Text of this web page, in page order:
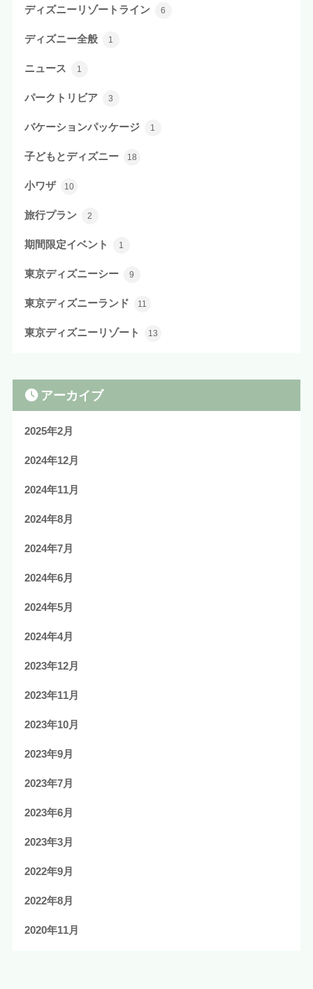
ディズニーリゾートライン 6
ディズニー全般 1
ニュース 1
パークトリビア 3
バケーションパッケージ 1
子どもとディズニー 18
小ワザ 10
旅行プラン 2
期間限定イベント 1
東京ディズニーシー 9
東京ディズニーランド 11
東京ディズニーリゾート 13
アーカイブ
2025年2月
2024年12月
2024年11月
2024年8月
2024年7月
2024年6月
2024年5月
2024年4月
2023年12月
2023年11月
2023年10月
2023年9月
2023年7月
2023年6月
2023年3月
2022年9月
2022年8月
2020年11月